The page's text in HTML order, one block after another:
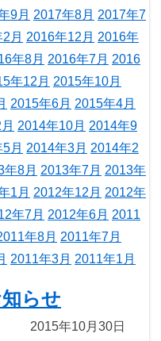
9月 2017年8月 2017年7
月 2016年12月 2016年
年8月 2016年7月 2016
年12月 2015年10月
2015年6月 2015年4月
2014年10月 2014年9
月 2014年3月 2014年2
年8月 2013年7月 2013年
1月 2012年12月 2012年
年7月 2012年6月 2011
年8月 2011年7月
2011年3月 2011年1月
らせ
2015年10月30日